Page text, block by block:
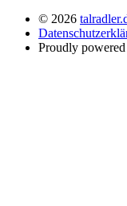
© 2026
Proudly